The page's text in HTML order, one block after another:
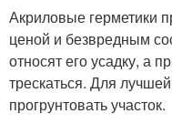
Акриловые герметики
ценой и безвредным
относят его усадку, а
трескаться. Для
прогрунтовать участок.